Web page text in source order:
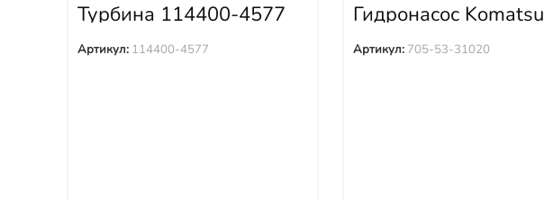
Турбина 114400-4577
Артикул: 114400-4577
Гидронасос Komatsu
WA600-3 WA600-3D
705-53-31020
Артикул: 705-53-31020